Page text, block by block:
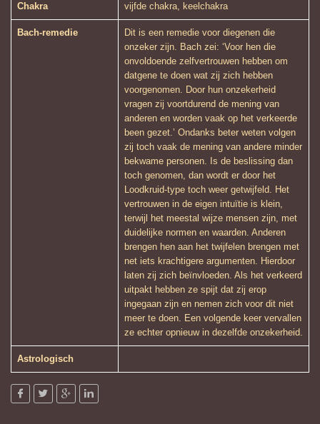
Chakra vijfde chakra, keelchakra
Bach-remedie
Dit is een remedie voor diegenen die
onzeker zijn. Bach zei: ‘Voor hen die
onvoldoende zelfvertrouwen hebben om
datgene te doen wat zij zich hebben
voorgenomen. Door hun onzekerheid
vragen zij voortdurend de mening van
anderen en worden vaak op het verkeerde
been gezet.’ Ondanks beter weten volgen
zij toch vaak de mening van andere minder
bekwame personen. Is de beslissing dan
toch genomen, dan wordt er door het
Loodkruid-type toch weer getwijfeld. Het
vertrouwen in de eigen intuïtie is klein,
terwijl het meestal wijze mensen zijn, met
duidelijke normen en waarden. Anderen
brengen hen aan het twijfelen brengen met
net iets krachtigere argumenten. Hierdoor
laten zij zich beïnvloeden. Als het verkeerd
uitpakt hebben ze spijt dat zij erop
ingegaan zijn en nemen zich voor dit niet
meer te doen. Een volgende keer vervallen
ze echter opnieuw in dezelfde onzekerheid.
Astrologisch